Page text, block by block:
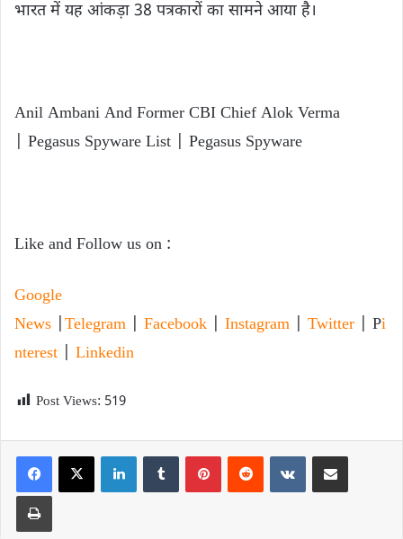
भारत में यह आंकड़ा 38 पत्रकारों का सामने आया है।
Anil Ambani And Former CBI Chief Alok Verma
| Pegasus Spyware List | Pegasus Spyware
Like and Follow us on :
Google
News
Telegram Facebook Instagram Twitter | Pi
nterest
Linkedin
Post Views: 519